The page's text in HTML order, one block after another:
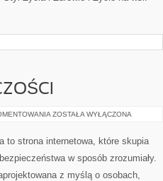
HISTORIA
ZOSTAŁA WYŁĄCZONA
to strona internetowa, które skupia
w sposób zrozumiały.
z myślą o osobach,